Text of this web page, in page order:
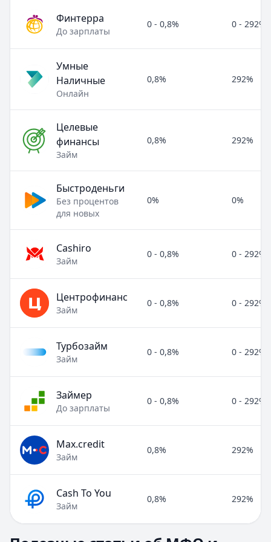
Финтерра
До зарплаты
0 - 0,8% 0 - 292%
Умные
Наличные
Онлайн
0,8% 292%
Целевые
финансы
Займ
0,8% 292%
Быстроденьги
Без процентов
для новых
0% 0%
Cashiro
Займ
0 - 0,8% 0 - 292%
Центрофинанс
Займ
0 - 0,8% 0 - 292%
Турбозайм
Займ
0 - 0,8% 0 - 292%
Займер
До зарплаты
0 - 0,8% 0 - 292%
Max.credit
Займ
0,8% 292%
Cash To You
Займ
0,8% 292%